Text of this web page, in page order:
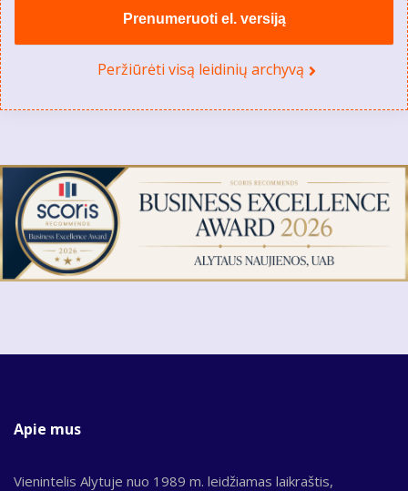
Prenumeruoti el. versiją
Peržiūrėti visą leidinių archyvą
Apie mus
Vienintelis Alytuje nuo 1989 m. leidžiamas laikraštis,